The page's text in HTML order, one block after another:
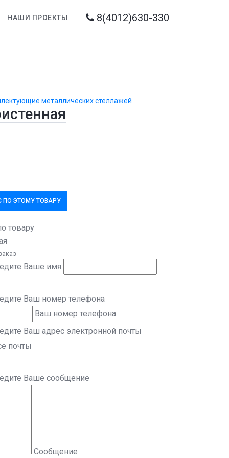
НАШИ ПРОЕКТЫ 8(4012)630-330
металлических стеллажей
ПО ЭТОМУ ТОВАРУ
товару
Ваше имя
Ваш номер телефона
Ваш номер телефона
Ваш адрес электронной почты
почты
Ваше сообщение
Сообщение